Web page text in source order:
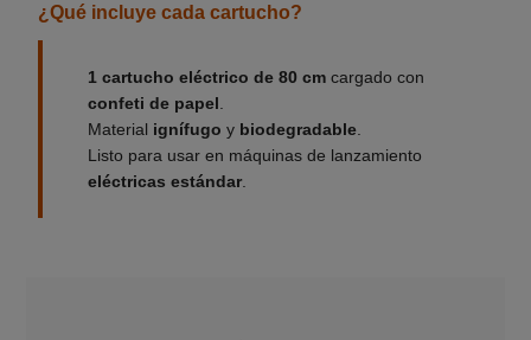
¿Qué incluye cada cartucho?
1 cartucho eléctrico de 80 cmcargado con
confeti de papel
Material ignífugo y biodegradable.
Listo para usar en máquinas de lanzamiento
eléctricas estándar.